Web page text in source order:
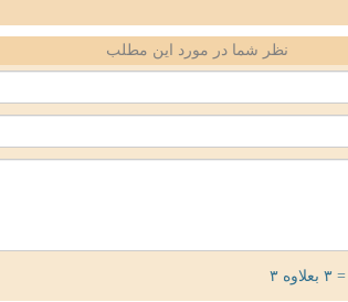
نظر شما در مورد این مطلب
= ۳ بعلاوه ۳